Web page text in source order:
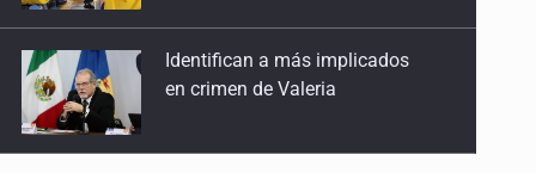
Fragilidad global
12 de Marzo de 2026
Capturan en Zapopan a
defraudador de paquetes